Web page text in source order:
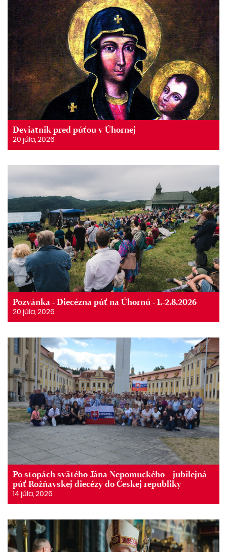
Deviatnik pred púťou v Úhornej
20 júla, 2026
Pozvánka - Diecézna púť na Úhornú - 1.-2.8.2026
20 júla, 2026
Po stopách svätého Jána Nepomuckého – jubilejná
púť Rožňavskej diecézy do Českej republiky
14 júla, 2026